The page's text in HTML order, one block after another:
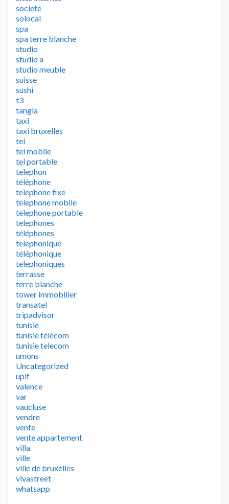
societe
solocal
spa
spa terre blanche
studio
studio a
studio meuble
suisse
sushi
t3
tangla
taxi
taxi bruxelles
tel
tel mobile
tel portable
telephon
téléphone
telephone fixe
telephone mobile
telephone portable
telephones
téléphones
telephonique
téléphonique
telephoniques
terrasse
terre blanche
tower immobilier
transatel
tripadvisor
tunisie
tunisie télécom
tunisie telecom
umons
Uncategorized
uplf
valence
var
vaucluse
vendre
vente
vente appartement
villa
ville
ville de bruxelles
vivastreet
whatsapp